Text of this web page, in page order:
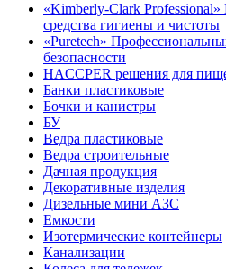
«Kimberly-Clark
средства гигиены и чистоты
«Puretech»
безопасности
HACCPER решения для
Банки пластиковые
Бочки и канистры
БУ
Ведра пластиковые
Ведра строительные
Дачная продукция
Декоративные изделия
Дизельные мини АЗС
Емкости
Изотермические контейнеры
Канализации